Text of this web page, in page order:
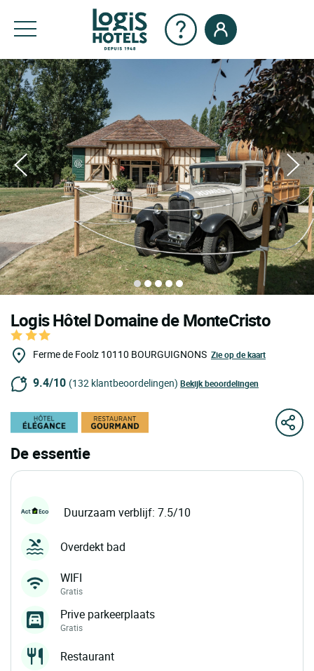
Logis Hôtel Domaine de MonteCristo
Ferme de Foolz 10110 BOURGUIGNONS Zie op de kaart
9.4/10 (132 klantbeoordelingen) Bekijk beoordelingen
De essentie
Duurzaam verblijf: 7.5/10
Overdekt bad
WIFI
Gratis
Prive parkeerplaats
Gratis
Restaurant